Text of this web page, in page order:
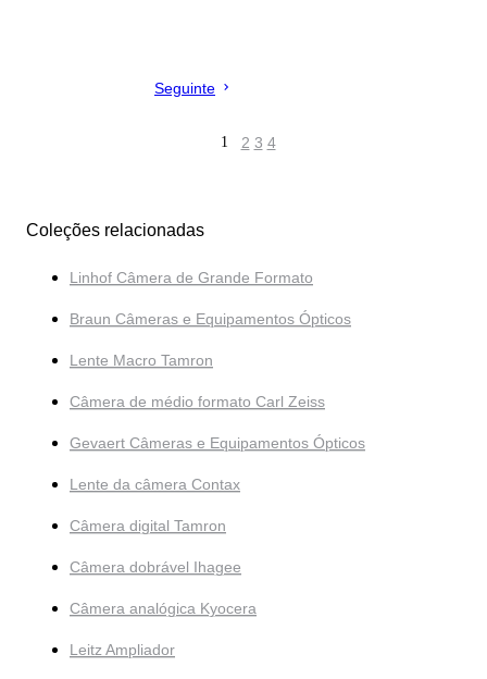
Seguinte
1 2 3 4
Coleções relacionadas
Linhof Câmera de Grande Formato
Braun Câmeras e Equipamentos Ópticos
Lente Macro Tamron
Câmera de médio formato Carl Zeiss
Gevaert Câmeras e Equipamentos Ópticos
Lente da câmera Contax
Câmera digital Tamron
Câmera dobrável Ihagee
Câmera analógica Kyocera
Leitz Ampliador